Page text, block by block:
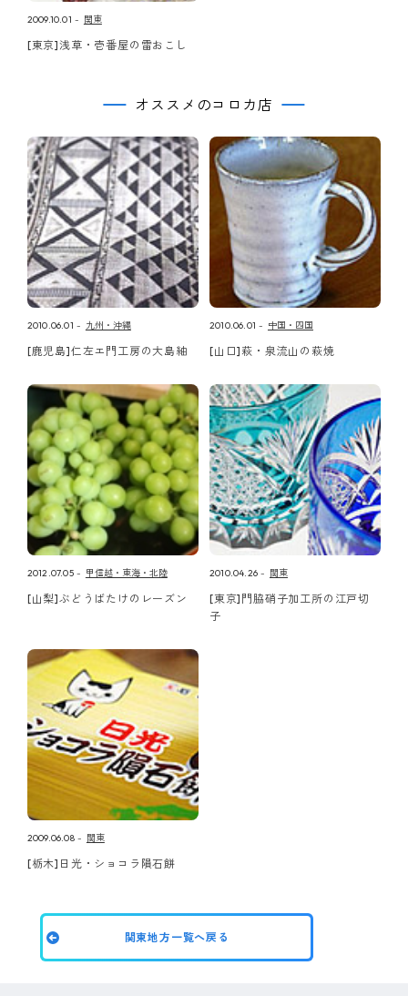
2009.10.01 関東
[東京]浅草・壱番屋の雷おこし
オススメのコロカ店
2010.06.01 九州・沖縄
[鹿児島]仁左エ門工房の大島紬
2010.06.01 中国・四国
[山口]萩・泉流山の萩焼
2012.07.05 甲信越・東海・北陸
[山梨]ぶどうばたけのレーズン
2010.04.26 関東
[東京]門脇硝子加工所の江戸切
子
2009.06.08 関東
[栃木]日光・ショコラ隕石餅
関東地方一覧へ戻る